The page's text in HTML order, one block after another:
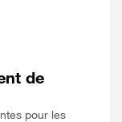
de
pour les